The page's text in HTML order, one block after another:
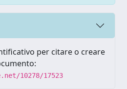
per citare o creare
10278/17523